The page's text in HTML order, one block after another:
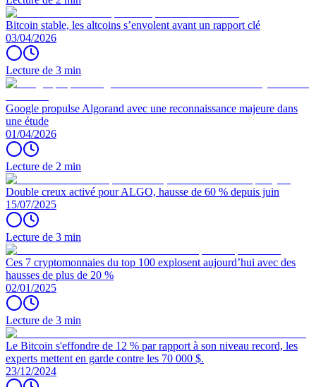
Bitcoin stable, les altcoins s’envolent avant un rapport clé
03/04/2026
Lecture de 3 min
Google propulse Algorand avec une reconnaissance majeure dans
une étude
01/04/2026
Lecture de 2 min
Double creux activé pour ALGO, hausse de 60 % depuis juin
15/07/2025
Lecture de 3 min
Ces 7 cryptomonnaies du top 100 explosent aujourd’hui avec des
hausses de plus de 20 %
02/01/2025
Lecture de 3 min
Le Bitcoin s'effondre de 12 % par rapport à son niveau record, les
experts mettent en garde contre les 70 000 $.
23/12/2024